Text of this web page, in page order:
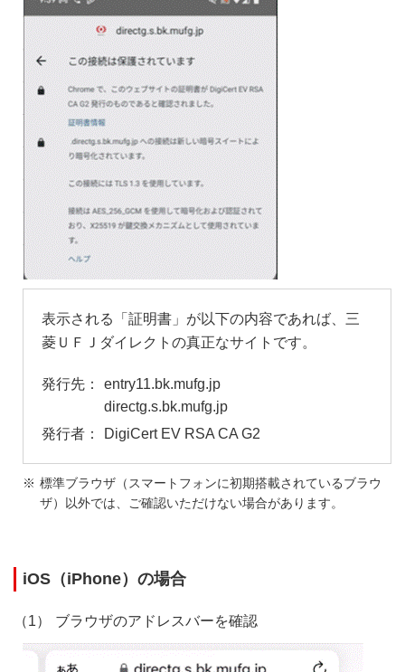
表示される「証明書」が以下の内容であれば、三
菱ＵＦＪダイレクトの真正なサイトです。
entry11.bk.mufg.jp
directg.s.bk.mufg.jp
DigiCert EV RSA CA G2
標準ブラウザ（スマートフォンに初期搭載されているブラウ
ザ）以外では、ご確認いただけない場合があります。
iOS（iPhone）の場合
ブラウザのアドレスバーを確認